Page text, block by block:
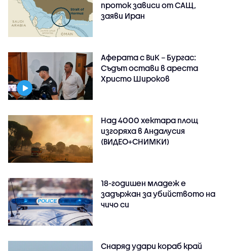
проток зависи от САЩ,
заяви Иран
Аферата с ВиК – Бургас:
Съдът остави в ареста
Христо Широков
Над 4000 хектара площ
изгоряха в Андалусия
(ВИДЕО+СНИМКИ)
18-годишен младеж е
задържан за убийството на
чичо си
Снаряд удари кораб край